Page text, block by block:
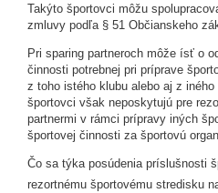
Takýto športovci môžu
zmluvy podľa § 51 Občianskeho
Pri sparing partneroch môže ísť o
činnosti potrebnej pri príprave
z toho istého klubu alebo aj z
športovci však neposkytujú pre
partnermi v rámci prípravy iných
športovej činnosti za športovú
Čo sa týka posúdenia príslušnosti
rezortnému športovému stredisku